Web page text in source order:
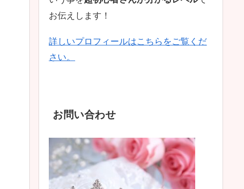
お伝えします！
詳しいプロフィールはこちらをご覧くだ
さい。
お問い合わせ